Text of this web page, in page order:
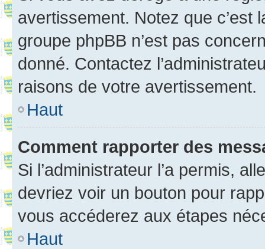
avertissement. Notez que c’est
groupe phpBB n’est pas
donné. Contactez
raisons de votre avertissement.
Haut
Comment rapporter des
Si l’administrateur l’a permis,
devriez voir un bouton pour
vous accéderez aux étapes
Haut